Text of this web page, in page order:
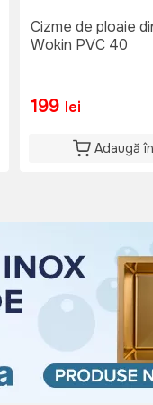
Cizme de ploaie
Wokin PVC 40
199 lei
Adaugă